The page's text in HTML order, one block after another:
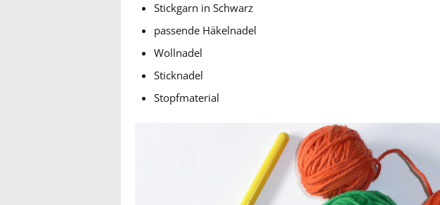
Stickgarn in Schwarz
passende Häkelnadel
Wollnadel
Sticknadel
Stopfmaterial